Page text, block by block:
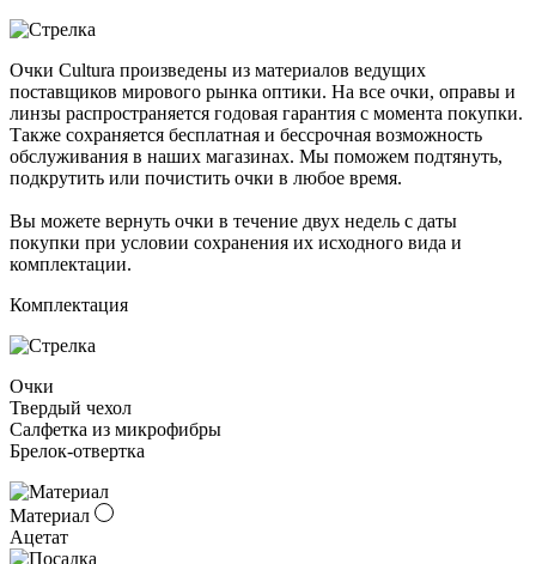
Очки Cultura произведены из материалов ведущих
поставщиков мирового рынка оптики. На все очки, оправы и
линзы распространяется годовая гарантия с момента покупки.
Также сохраняется бесплатная и бессрочная возможность
обслуживания в наших магазинах. Мы поможем подтянуть,
подкрутить или почистить очки в любое время.
Вы можете вернуть очки в течение двух недель с даты
покупки при условии сохранения их исходного вида и
комплектации.
Комплектация
Очки
Твердый чехол
Салфетка из микрофибры
Брелок-отвертка
Материал
Ацетат